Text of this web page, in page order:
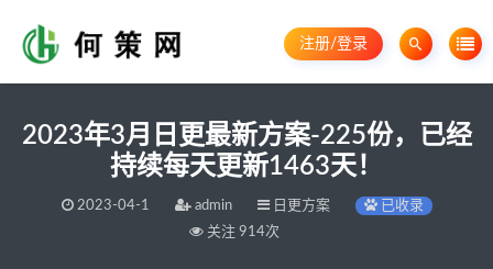
注册/登录
2023年3月日更最新方案-225份，已经
持续每天更新1463天！
2023-04-1 admin 日更方案
已收录
关注 914次